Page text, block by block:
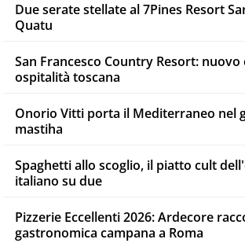
Due serate stellate al 7Pines Resort
Quatu
San Francesco Country Resort:
ospitalità toscana
Onorio Vitti porta il Mediterraneo nel
mastiha
Spaghetti allo scoglio, il piatto cult
italiano su due
Pizzerie Eccellenti 2026: Ardecore
gastronomica campana a Roma